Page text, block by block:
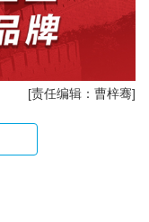
[责任编辑：曹梓骞]